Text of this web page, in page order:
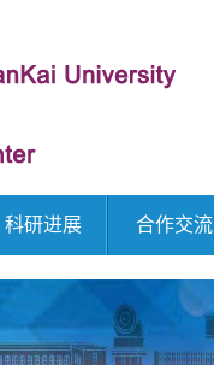
科研进展 合作交流